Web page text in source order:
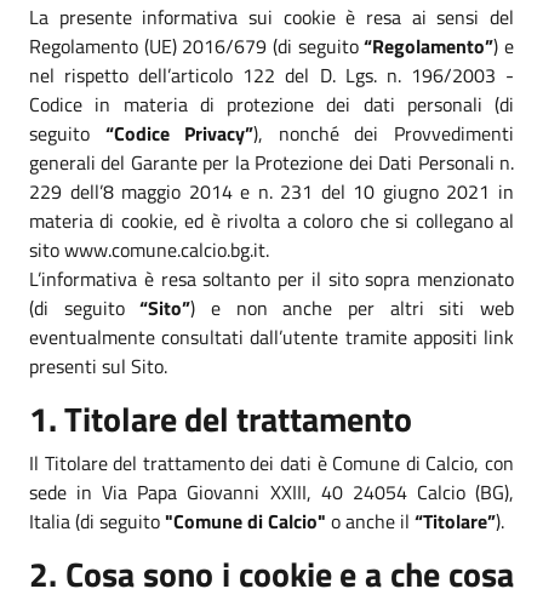
La presente informativa sui cookie è resa ai sensi del
Regolamento (UE) 2016/679 (di seguito“Regolamento”) e
nel rispetto dell’articolo 122 del D. Lgs. n. 196/2003 -
Codice in materia di protezione dei dati personali (di
seguito “Codice Privacy”), nonché dei Provvedimenti
generali del Garante per la Protezione dei Dati Personali n.
229 dell’8 maggio 2014 e n. 231 del 10 giugno 2021 in
materia di cookie, ed è rivolta a coloro che si collegano al
sito www.comune.calcio.bg.it.
L’informativa è resa soltanto per il sito sopra menzionato
(di seguito“Sito”) e non anche per altri siti web
eventualmente consultati dall’utente tramite appositi link
presenti sul Sito.
1. Titolare del trattamento
Il Titolare del trattamento dei dati è Comune di Calcio, con
sede in Via Papa Giovanni XXIII, 40 24054 Calcio (BG),
Italia (di seguito"Comune di Calcio" o anche il “Titolare”).
2. Cosa sono i cookie e a che cosa